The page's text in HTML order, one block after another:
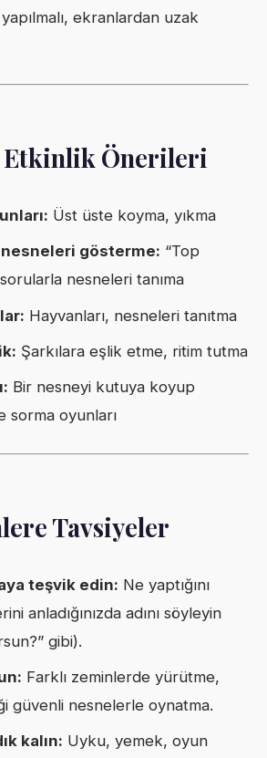
ekranlardan uzak
Etkinlik Önerileri
Üst üste koyma, yıkma
gösterme: “Top
nesneleri tanıma
Hayvanları, nesneleri tanıtma
Şarkılara eşlik etme, ritim tutma
Bir nesneyi kutuya koyup
sorma oyunları
Tavsiyeler
teşvik edin: Ne yaptığını
anladığınızda adını söyleyin
gibi).
Farklı zeminlerde yürütme,
güvenli nesnelerle oynatma.
kalın: Uyku, yemek, oyun